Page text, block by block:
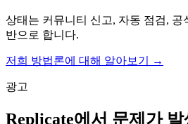
상태는 커뮤니티 신고, 자동 점검, 공
반으로 합니다.
저희 방법론에 대해 알아보기 →
광고
Replicate에서 문제가